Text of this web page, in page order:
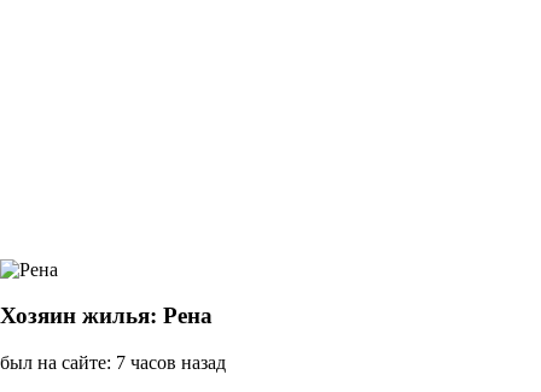
Хозяин жилья: Рена
был на сайте: 7 часов назад